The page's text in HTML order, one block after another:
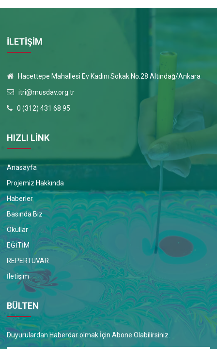
İLETİŞİM
Hacettepe Mahallesi Ev Kadını Sokak No:28 Altındağ/Ankara
itri@musdav.org.tr
0 (312) 431 68 95
HIZLI LİNK
Anasayfa
Projemiz Hakkında
Haberler
Basında Biz
Okullar
EĞİTİM
REPERTUVAR
İletişim
BÜLTEN
Duyurulardan Haberdar olmak İçin Abone Olabilirsiniz.